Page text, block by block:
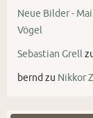
Neue Bilder -
Vögel
Sebastian Grell
bernd zu Nikkor